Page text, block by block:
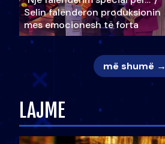
Selin falënderon produksionin
mes emocionesh të forta
më shumë →
LAJME